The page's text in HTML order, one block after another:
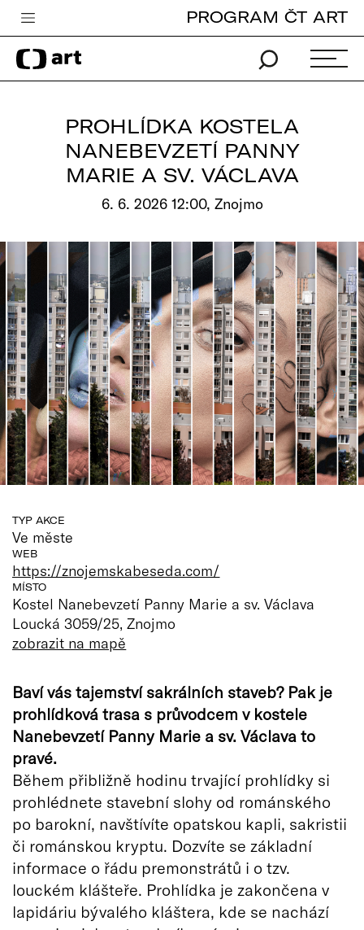
Česká televize
Zpravodajství
TV program
edu
Vše o ČT
PROGRAM ČT ART
PROHLÍDKA KOSTELA
NANEBEVZETÍ PANNY
MARIE A SV. VÁCLAVA
6. 6. 2026 12:00, Znojmo
TYP AKCE
Ve měste
WEB
https://znojemskabeseda.com/
MÍSTO
Kostel Nanebevzetí Panny Marie a sv. Václava
Loucká 3059/25, Znojmo
zobrazit na mapě
Baví vás tajemství sakrálních staveb? Pak je
prohlídková trasa s průvodcem v kostele
Nanebevzetí Panny Marie a sv. Václava to
pravé.
Během přibližně hodinu trvající prohlídky si
prohlédnete stavební slohy od románského
po barokní, navštívíte opatskou kapli, sakristii
či románskou kryptu. Dozvíte se základní
informace o řádu premonstrátů i o tzv.
louckém klášteře. Prohlídka je zakončena v
lapidáriu bývalého kláštera, kde se nachází